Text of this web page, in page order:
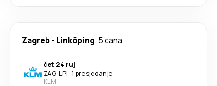
Zagreb- Linköping 5 dana
čet 24 ruj
ZAG-LPI· 1 presjedanje
KLM